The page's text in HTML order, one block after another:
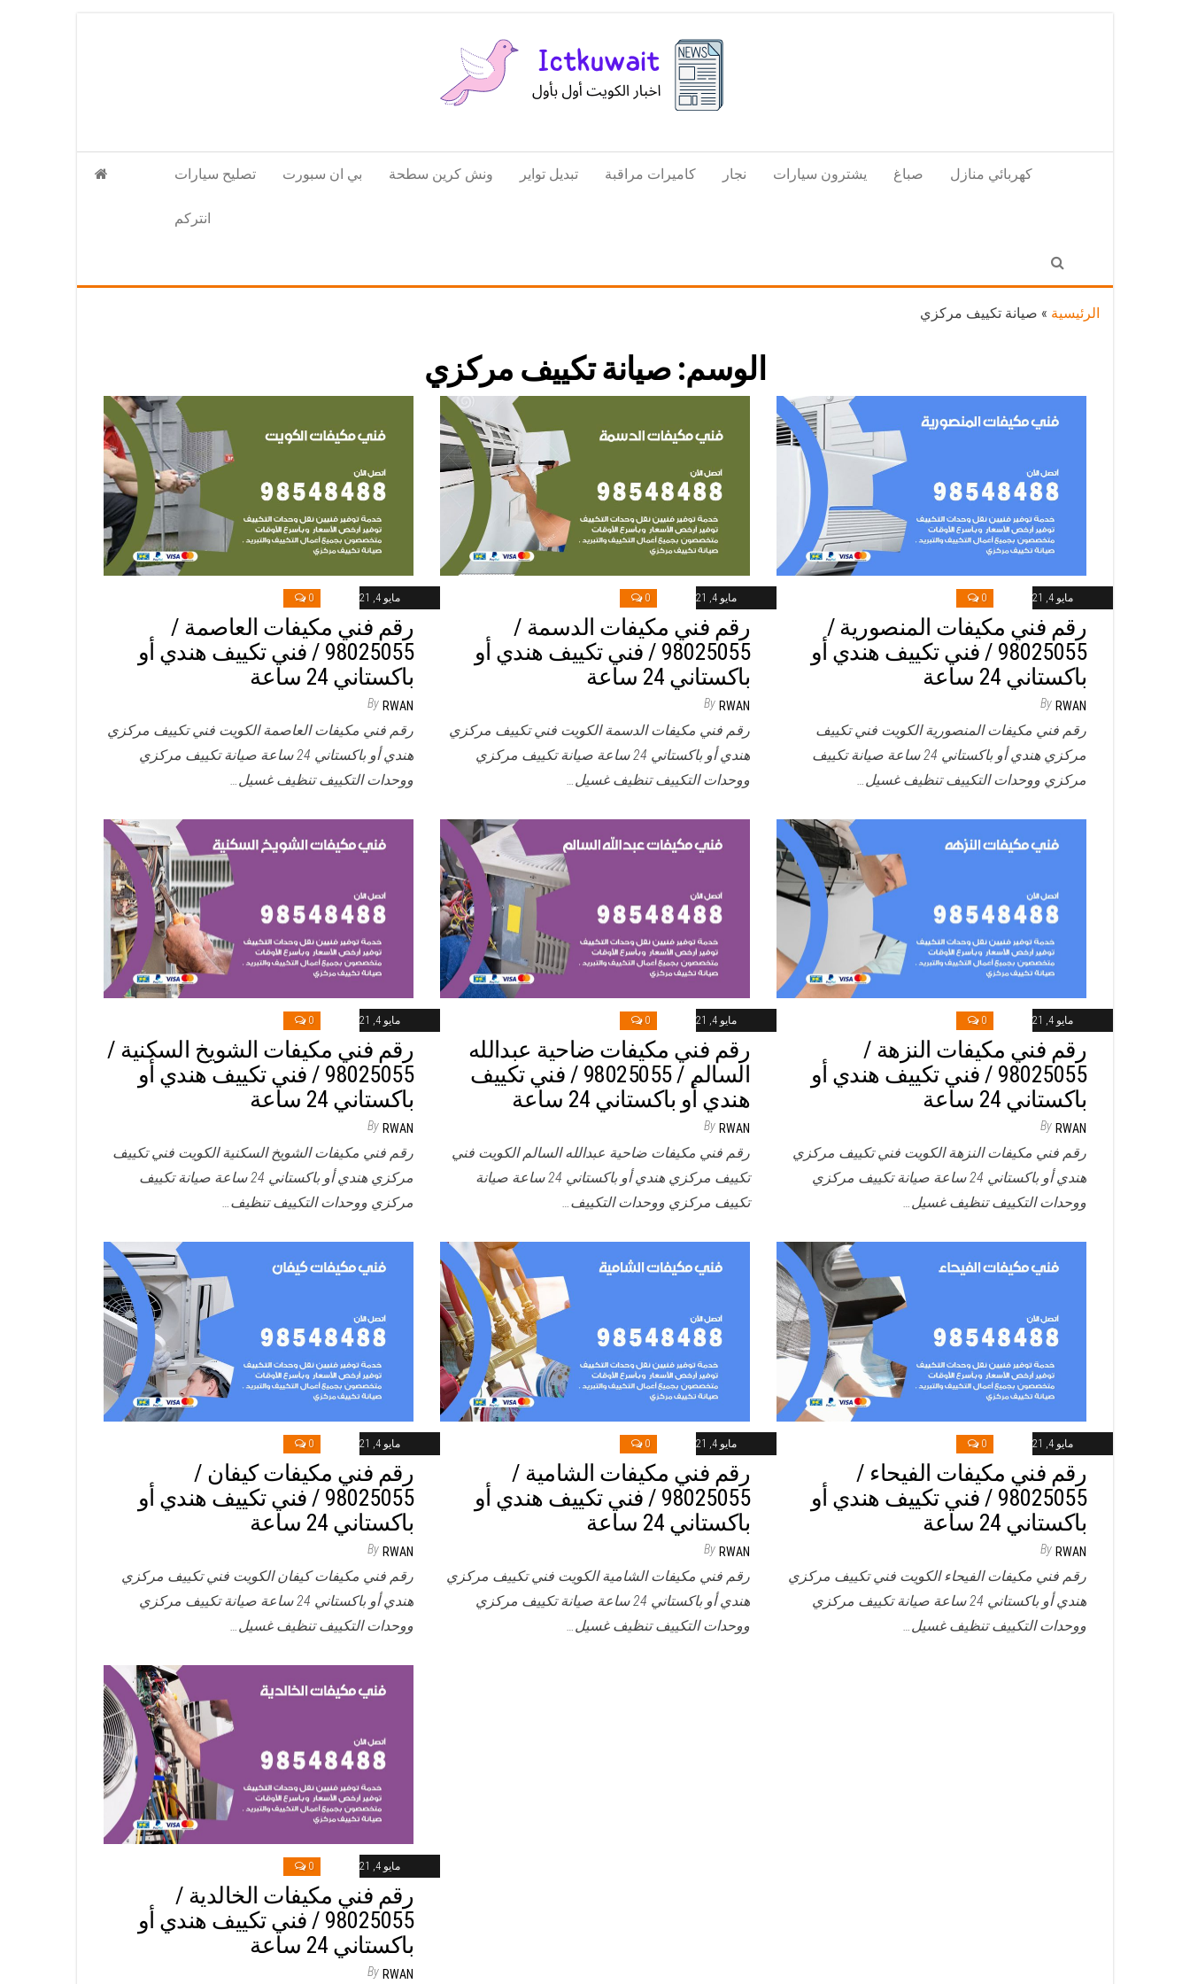
الكويت
تكنولوجيا
المعلومات
تصليح سيارات بي ان سبورت ونش كرين سطحة تبديل تواير كاميرات مراقبة نجار يشترون سيارات صباغ كهربائي منازل
انتركم
الرئيسية » صيانة تكييف مركزي
الوسم:صيانة تكييف مركزي
مايو 4, 2021 0
رقم فني مكيفات العاصمة /
98025055 / فني تكييف هندي أو
باكستاني 24 ساعة
By RWAN
رقم فني مكيفات العاصمة الكويت فني تكييف مركزي
هندي أو باكستاني 24 ساعة صيانة تكييف مركزي
ووحدات التكييف تنظيف غسيل…
مايو 4, 2021 0
رقم فني مكيفات الدسمة /
98025055 / فني تكييف هندي أو
باكستاني 24 ساعة
By RWAN
رقم فني مكيفات الدسمة الكويت فني تكييف مركزي
هندي أو باكستاني 24 ساعة صيانة تكييف مركزي
ووحدات التكييف تنظيف غسيل…
مايو 4, 2021 0
رقم فني مكيفات المنصورية /
98025055 / فني تكييف هندي أو
باكستاني 24 ساعة
By RWAN
رقم فني مكيفات المنصورية الكويت فني تكييف
مركزي هندي أو باكستاني 24 ساعة صيانة تكييف
مركزي ووحدات التكييف تنظيف غسيل…
مايو 4, 2021 0
رقم فني مكيفات الشويخ السكنية /
98025055 / فني تكييف هندي أو
باكستاني 24 ساعة
By RWAN
رقم فني مكيفات الشويخ السكنية الكويت فني تكييف
مركزي هندي أو باكستاني 24 ساعة صيانة تكييف
مركزي ووحدات التكييف تنظيف…
مايو 4, 2021 0
رقم فني مكيفات ضاحية عبدالله
السالم / 98025055 / فني تكييف
هندي أو باكستاني 24 ساعة
By RWAN
رقم فني مكيفات ضاحية عبدالله السالم الكويت فني
تكييف مركزي هندي أو باكستاني 24 ساعة صيانة
تكييف مركزي ووحدات التكييف…
مايو 4, 2021 0
رقم فني مكيفات النزهة /
98025055 / فني تكييف هندي أو
باكستاني 24 ساعة
By RWAN
رقم فني مكيفات النزهة الكويت فني تكييف مركزي
هندي أو باكستاني 24 ساعة صيانة تكييف مركزي
ووحدات التكييف تنظيف غسيل…
مايو 4, 2021 0
رقم فني مكيفات كيفان /
98025055 / فني تكييف هندي أو
باكستاني 24 ساعة
By RWAN
رقم فني مكيفات كيفان الكويت فني تكييف مركزي
هندي أو باكستاني 24 ساعة صيانة تكييف مركزي
ووحدات التكييف تنظيف غسيل…
مايو 4, 2021 0
رقم فني مكيفات الشامية /
98025055 / فني تكييف هندي أو
باكستاني 24 ساعة
By RWAN
رقم فني مكيفات الشامية الكويت فني تكييف مركزي
هندي أو باكستاني 24 ساعة صيانة تكييف مركزي
ووحدات التكييف تنظيف غسيل…
مايو 4, 2021 0
رقم فني مكيفات الفيحاء /
98025055 / فني تكييف هندي أو
باكستاني 24 ساعة
By RWAN
رقم فني مكيفات الفيحاء الكويت فني تكييف مركزي
هندي أو باكستاني 24 ساعة صيانة تكييف مركزي
ووحدات التكييف تنظيف غسيل…
مايو 4, 2021 0
رقم فني مكيفات الخالدية /
98025055 / فني تكييف هندي أو
باكستاني 24 ساعة
By RWAN